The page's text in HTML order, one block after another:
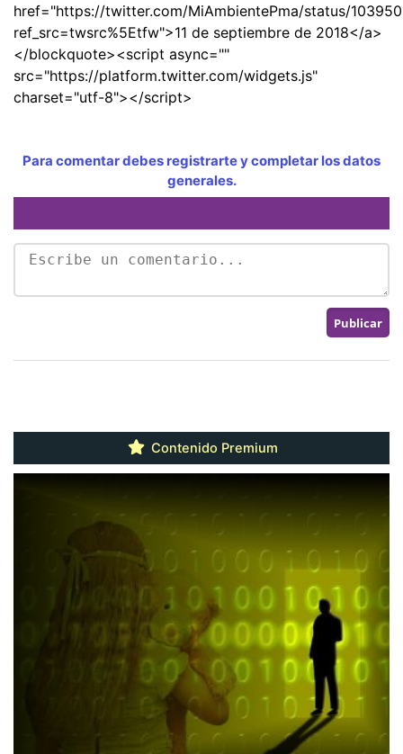
href="https://twitter.com/MiAmbientePma/status/
ref_src=twsrc%5Etfw">11 de septiembre de 2018</a>
</blockquote><script async=""
src="https://platform.twitter.com/widgets.js"
charset="utf-8"></script>
Para comentar debes registrarte y completar los datos
generales.
Contenido Premium